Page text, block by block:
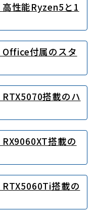
高性能Ryzen5と1
Office付属のスタ
RTX5070搭載のハ
RX9060XT搭載の
RTX5060Ti搭載の